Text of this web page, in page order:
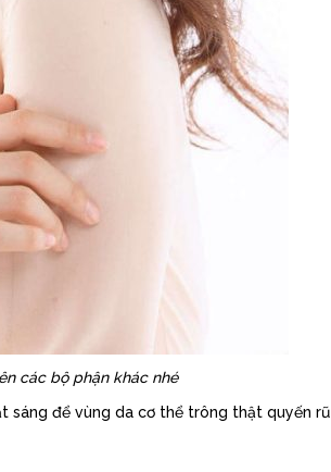
các bộ phận khác nhé
sáng để vùng da cơ thể trông thật quyến rũ